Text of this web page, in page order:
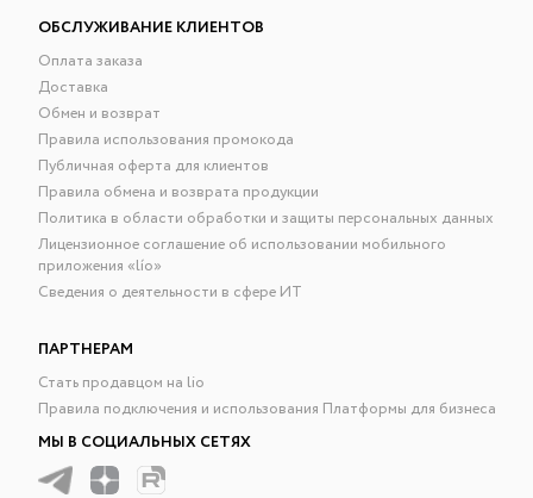
ОБСЛУЖИВАНИЕ КЛИЕНТОВ
Оплата заказа
Доставка
Обмен и возврат
Правила использования промокода
Публичная оферта для клиентов
Правила обмена и возврата продукции
Политика в области обработки и защиты персональных данных
Лицензионное соглашение об использовании мобильного
приложения «lío»
Сведения о деятельности в сфере ИТ
ПАРТНЕРАМ
Стать продавцом на lio
Правила подключения и использования Платформы для бизнеса
МЫ В СОЦИАЛЬНЫХ СЕТЯХ